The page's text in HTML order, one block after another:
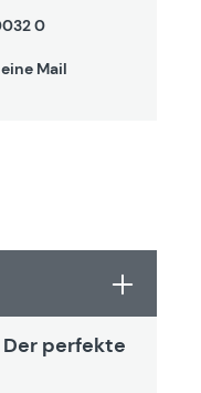
0
Mail
perfekte